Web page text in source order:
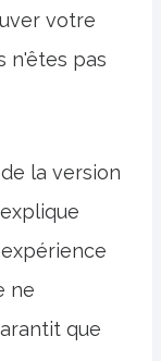
votre
n'êtes pas
la version
ne
que